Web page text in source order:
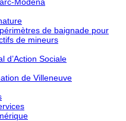
de baignade pour
de mineurs
d’Action Sociale
de Villeneuve